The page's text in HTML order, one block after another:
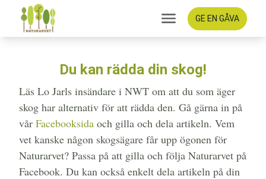
GE EN GÅVA
Du kan rädda din skog!
Läs Lo Jarls insändare i NWT om att du som äger
skog har alternativ för att rädda den. Gå gärna in på
vår Facebooksida och gilla och dela artikeln. Vem
vet kanske någon skogsägare får upp ögonen för
Naturarvet? Passa på att gilla och följa Naturarvet på
Facebook. Du kan också enkelt dela artikeln på din